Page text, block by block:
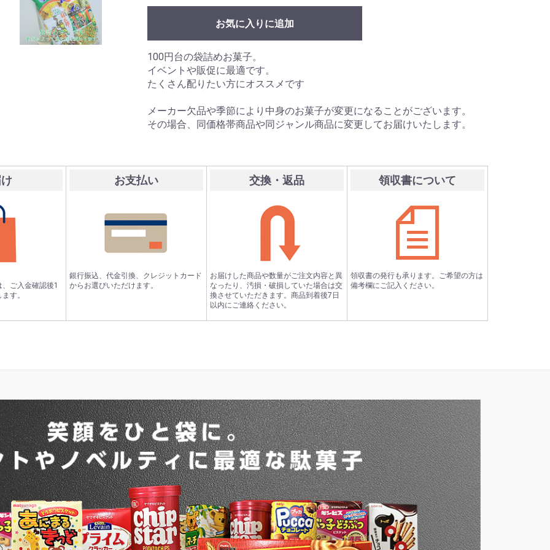
お気に入りに追加
100円台の袋詰めお菓子。
イベントや販促に最適です。
たくさん配りたい方にオススメです
メーカー欠品や季節により中身のお菓子が変更になることがございます。
その場合、同価格帯商品や同ジャンル商品に変更してお届けいたします。
ご入金確認後1
す。
お支払い
銀行振込、代金引換、クレジットカード
からお選びいただけます。
交換・返品
お届けした商品や数量がご注文内容と異
なったり、汚損・破損していた場合は交
換させていただきます。商品到着後7日
以内にご連絡ください。
領収書について
領収書の発行も承ります。ご希望の方は
備考欄にご記入ください。